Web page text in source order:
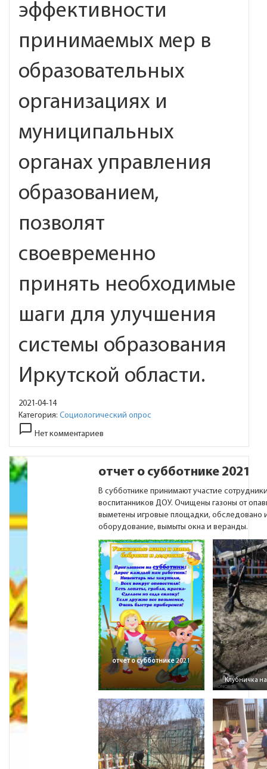
эффективности
принимаемых мер в
образовательных
организациях и
муниципальных
органах управления
образованием,
позволят
своевременно
принять необходимые
шаги для улучшения
системы образования
Иркутской области.
2021-04-14
Категория: Социологический опрос
chat_bubble_outline Нет комментариев
отчет о субботнике 2021
В субботнике принимают участие
воспитанников ДОУ. Очищены газоны от
выметены игровые площадки, обследовано
оборудование, вымыты окна и веранды.
отчет о субботнике2021
Клубничка